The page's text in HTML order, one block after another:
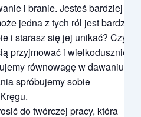
i branie. Jesteś bardziej
jedna z tych ról jest bardzo
i starasz się jej unikać? Czy
przyjmować i wielkodusznie
równowagę w dawaniu i
spróbujemy sobie
do twórczej pracy, która